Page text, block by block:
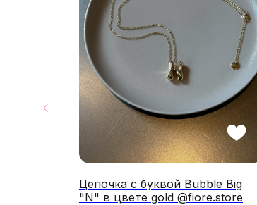
Цепочка с буквой Bubble Big
"N" в цвете gold @fiore.store